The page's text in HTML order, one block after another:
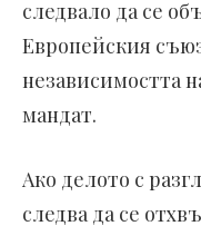
следвало да се
Европейския
независимостта
мандат.
Ако делото с
следва да се